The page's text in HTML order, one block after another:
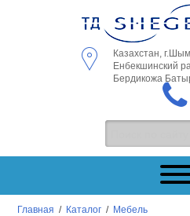
Казахстан,
Енбекшинский
Бердикожа
Главная / Каталог / Мебель